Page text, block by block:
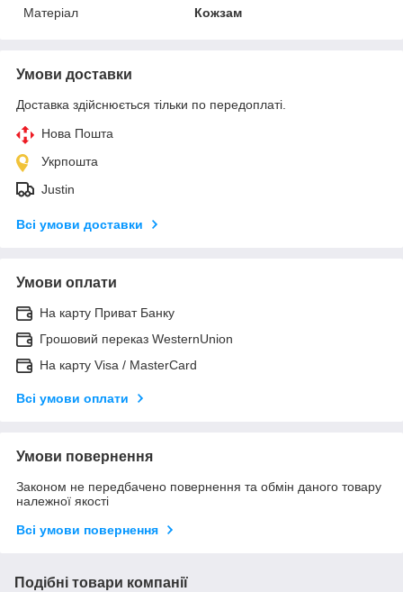
Матеріал
Кожзам
Умови доставки
Доставка здійснюється тільки по передоплаті.
Нова Пошта
Укрпошта
Justin
Всі умови доставки
Умови оплати
На карту Приват Банку
Грошовий переказ WesternUnion
На карту Visa / MasterCard
Всі умови оплати
Умови повернення
Законом не передбачено повернення та обмін даного товару
належної якості
Всі умови повернення
Подібні товари компанії